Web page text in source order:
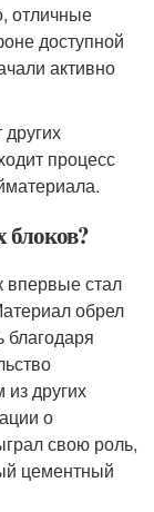
отличные
доступной
активно
процесс
блоков?
впервые стал
обрел
благодаря
других
о
свою роль,
цементный